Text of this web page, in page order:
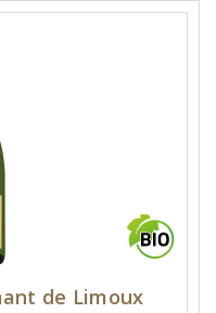
de Limoux